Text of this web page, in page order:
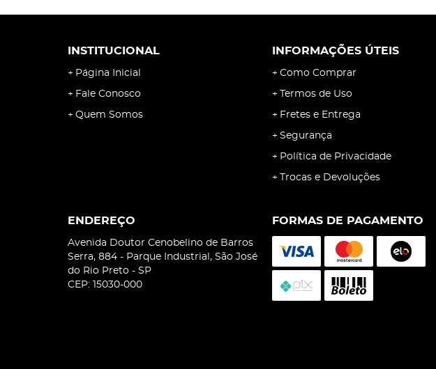
INSTITUCIONAL
Página Inicial
Fale Conosco
Quem Somos
INFORMAÇÕES ÚTEIS
Como Comprar
Termos de Uso
Fretes e Entrega
Segurança
Política de Privacidade
Trocas e Devoluções
ENDEREÇO
Avenida Doutor Cenobelino de Barros
Serra, 884 - Parque Industrial, São José
do Rio Preto - SP
CEP: 15030-000
FORMAS DE PAGAMENTO